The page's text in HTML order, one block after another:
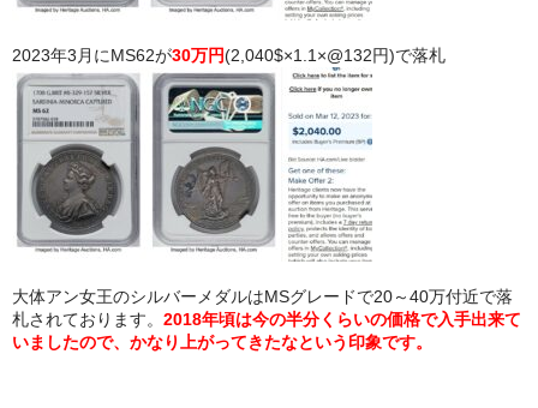
2023年3月にMS62が30万円(2,040$×1.1×@132円)で落札
大体アン女王のシルバーメダルはMSグレードで20～40万付近で落
札されております。 2018年頃は今の半分くらいの価格で入手出来て
いましたので、かなり上がってきたなという印象です。